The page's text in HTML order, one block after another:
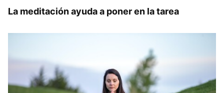
La meditación ayuda a poner en la tarea